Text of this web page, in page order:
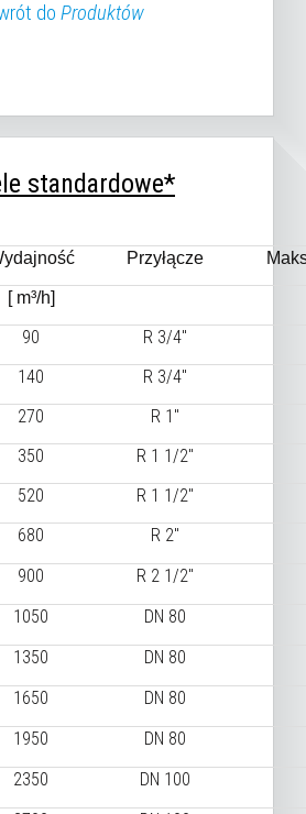
do Produktów
standardowe*
Przyłącze
[ m³/h]
90
R 3/4"
140
R 3/4"
270
R 1"
350
R 1 1/2"
520
R 1 1/2"
680
R 2"
900
R 2 1/2"
1050
DN 80
1350
DN 80
1650
DN 80
1950
DN 80
2350
DN 100